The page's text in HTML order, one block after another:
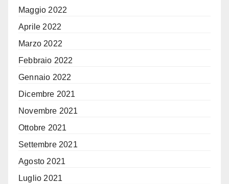
Maggio 2022
Aprile 2022
Marzo 2022
Febbraio 2022
Gennaio 2022
Dicembre 2021
Novembre 2021
Ottobre 2021
Settembre 2021
Agosto 2021
Luglio 2021